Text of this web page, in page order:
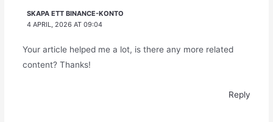
SKAPA ETT BINANCE-KONTO
4 APRIL, 2026 AT 09:04
Your article helped me a lot, is there any more related
content? Thanks!
Reply